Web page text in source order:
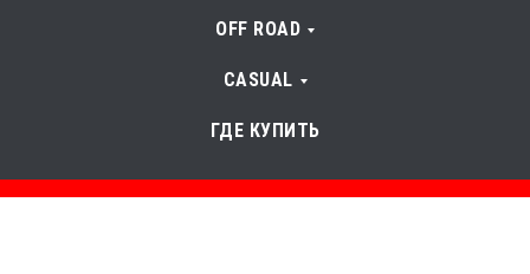
OFF ROAD
CASUAL
ГДЕ КУПИТЬ